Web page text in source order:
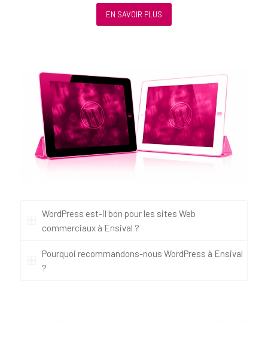
EN SAVOIR PLUS
WordPress est-il bon pour les sites Web
commerciaux à Ensival ?
Pourquoi recommandons-nous WordPress à Ensival
?